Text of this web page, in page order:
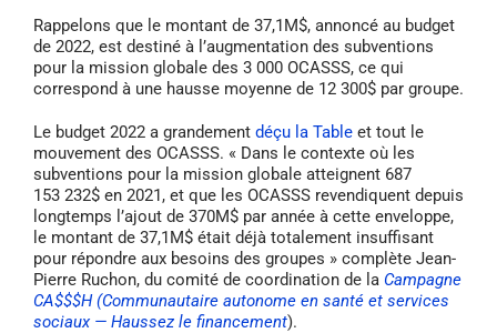
Rappelons que le montant de 37,1M$, annoncé au budget
de 2022, est destiné à l’augmentation des subventions
pour la mission globale des 3 000 OCASSS, ce qui
correspond à une hausse moyenne de 12 300$ par groupe.
Le budget 2022 a grandement déçu la Table et tout le
mouvement des OCASSS. « Dans le contexte où les
subventions pour la mission globale atteignent 687
153 232$ en 2021, et que les OCASSS revendiquent depuis
longtemps l’ajout de 370M$ par année à cette enveloppe,
le montant de 37,1M$ était déjà totalement insuffisant
pour répondre aux besoins des groupes » complète Jean-
Pierre Ruchon, du comité de coordination de la Campagne
CA$$$H (Communautaire autonome en santé et services
sociaux — Haussez le financement).